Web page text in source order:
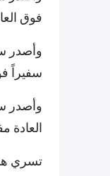
فوق
سفيراً
العادة
تسري